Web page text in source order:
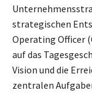
strategischen
Operating Officer
auf das
Vision und die
zentralen